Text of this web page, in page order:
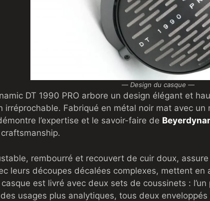
— Design du casque —
DT 1990 PRO arbore un design élégant et
irréprochable. Fabriqué en métal noir mat avec
l’expertise et le savoir-faire de
rembourré et recouvert de cuir doux,
leurs découpes décalées complexes, mettent en
est livré avec deux sets de coussinets :
des usages plus analytiques, tous deux